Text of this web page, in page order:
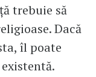
trebuie să
Dacă
îl poate